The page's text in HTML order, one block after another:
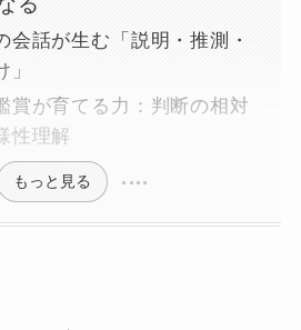
会話が生む「説明・推測・
」
賞が育てる力：判断の相対
性理解
もっと見る